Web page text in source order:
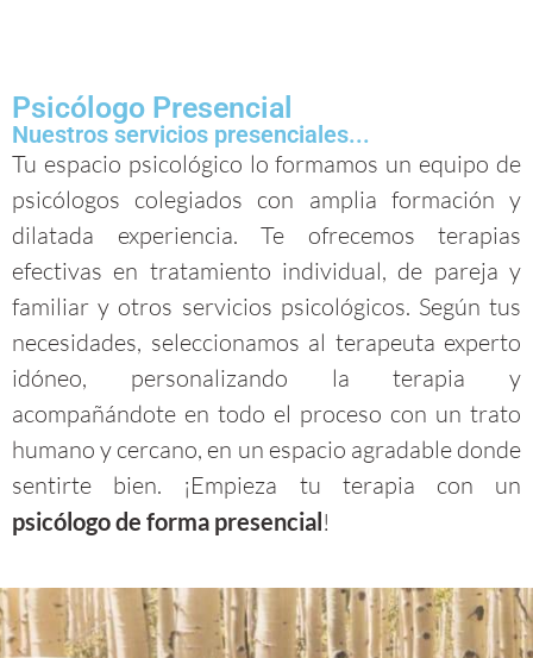
Psicólogo Presencial
Nuestros servicios presenciales...
Tu espacio psicológico lo formamos un equipo de
psicólogos colegiados con amplia formación y
dilatada experiencia. Te ofrecemos terapias
efectivas en tratamiento individual, de pareja y
familiar y otros servicios psicológicos. Según tus
necesidades, seleccionamos al terapeuta experto
idóneo, personalizando la terapia y
acompañándote en todo el proceso con un trato
humano y cercano, en un espacio agradable donde
sentirte bien. ¡Empieza tu terapia con un
psicólogo de forma presencial!